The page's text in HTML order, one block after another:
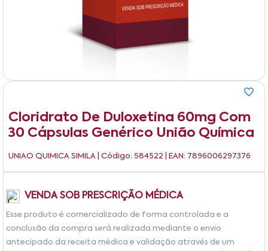
Cloridrato De Duloxetina 60mg Com
30 Cápsulas Genérico União Química
UNIAO QUIMICA SIMILA | Código: 584522 | EAN: 7896006297376
VENDA SOB PRESCRIÇÃO MÉDICA
Esse produto é comercializado de forma controlada e a
conclusão da compra será realizada mediante o envio
antecipado da receita médica e validação através de um